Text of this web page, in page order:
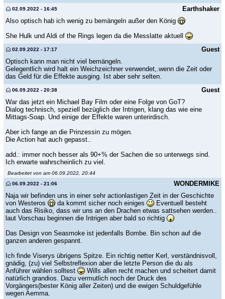
Earthshaker
02.09.2022 - 16:45
Also optisch hab ich wenig zu bemängeln außer den König
She Hulk und Aldi of the Rings legen da die Messlatte aktuell
Guest
02.09.2022 - 17:17
Optisch kann man nicht viel bemängeln.
Gelegentlich wird halt ein Weichzeichner verwendet,.wenn die Zeit oder
das Geld für die Effekte ausging. Ist aber sehr selten.
Guest
06.09.2022 - 20:38
War das jetzt ein Michael Bay Film oder eine Folge von GoT?
Dialog technisch, speziell bezüglich der Intrigen, klang das wie eine
Mittags-Soap. Und einige der Effekte waren unterirdisch.
Aber ich fange an die Prinzessin zu mögen.
Die Action hat auch gepasst..
add.: immer noch besser als 90+% der Sachen die so unterwegs sind.
Ich erwarte wahrscheinlich zu viel.
Bearbeitet von am 06.09.2022, 20:44
WONDERMIKE
06.09.2022 - 21:06
Naja wir befinden uns in einer sehr actionlastigen Zeit in der Geschichte
von Westeros
da kommt sicher noch einiges
Eventuell besteht
auch das Risiko, dass wir uns an den Drachen etwas sattsehen werden..
laut Vorschau beginnen die Intrigen aber bald so richtig
Das Design von Seasmoke ist jedenfalls Bombe. Bin schon auf die
ganzen anderen gespannt.
Ich finde Viserys übrigens Spitze. Ein richtig netter Kerl, verständnisvoll,
gnädig, (zu) viel Selbstreflexion aber die letzte Person die du als
Anführer wählen solltest
Wills allen recht machen und scheitert damit
natürlich grandios. Dazu vermutlich noch der Druck des
Vorgängers(bester König aller Zeiten) und die ewigen Schuldgefühle
wegen Aemma.